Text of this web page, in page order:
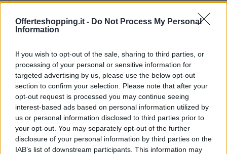
Offerteshopping.it - Do Not Process My Personal
Information
If you wish to opt-out of the sale, sharing to third parties, or
processing of your personal or sensitive information for
targeted advertising by us, please use the below opt-out
section to confirm your selection. Please note that after your
opt-out request is processed you may continue seeing
interest-based ads based on personal information utilized by
us or personal information disclosed to third parties prior to
your opt-out. You may separately opt-out of the further
disclosure of your personal information by third parties on the
IAB’s list of downstream participants. This information may
Irene Natali